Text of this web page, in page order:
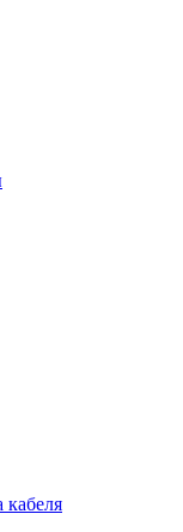
кабеля